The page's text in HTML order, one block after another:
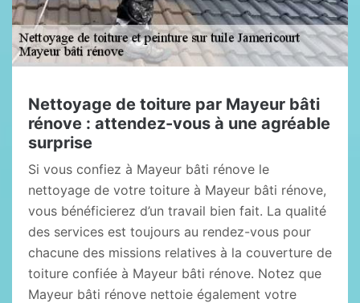
Nettoyage de toiture par Mayeur bâti
rénove : attendez-vous à une agréable
surprise
Si vous confiez à Mayeur bâti rénove le
nettoyage de votre toiture à Mayeur bâti rénove,
vous bénéficierez d’un travail bien fait. La qualité
des services est toujours au rendez-vous pour
chacune des missions relatives à la couverture de
toiture confiée à Mayeur bâti rénove. Notez que
Mayeur bâti rénove nettoie également votre